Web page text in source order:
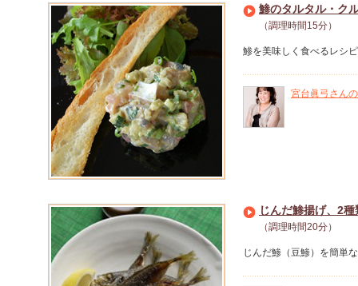
鯵のタルタル・ク
（調理時間15分）
鯵を美味しく食べるレシピ
宮台眞弓さん
じんだ鯵揚げ、2
（調理時間20分）
じんだ鯵（豆鯵）を簡単